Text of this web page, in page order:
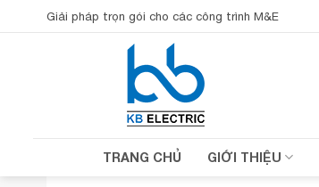
qua
Giải pháp trọn gói cho các công trình M&E
TRANG CHỦ GIỚI THIỆU